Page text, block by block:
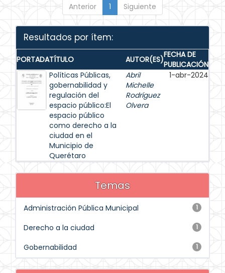
Anterior 1 Siguiente
Resultados por ítem:
PORTADATÍTULO AUTOR(ES)FECHA DE
PUBLICACIÓN
Políticas Públicas,
gobernabilidad y
regulación del
espacio público:El
espacio público
como derecho a la
ciudad en el
Municipio de
Querétaro
Abril
Michelle
Rodríguez
Olvera
1-abr-2024
Temas
1
Administración Pública Municipal
1
Derecho a la ciudad
1
Gobernabilidad